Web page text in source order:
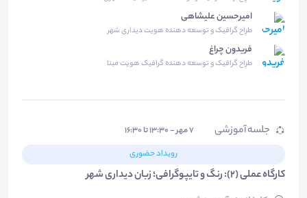
امیرحسین علیشاهی
طراح گرافیک و توسعه دهنده هویت دیداری شهر
فریدون چراغ
طراح گرافیک و توسعه دهنده گرافیک هویت مبنا
جلسه آموزشی
۷ مهر - ۱۳:۳۰ تا ۱۶:۳۰
رویداد حضوری
کارگاه عملی (2): رنگ و تایپوگرافی؛ زبان دیداری شهر